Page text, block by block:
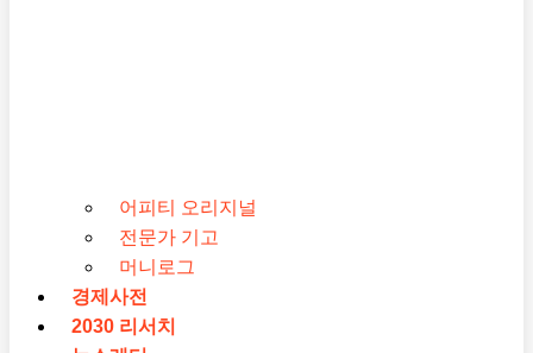
어피티 오리지널
전문가 기고
머니로그
경제사전
2030 리서치